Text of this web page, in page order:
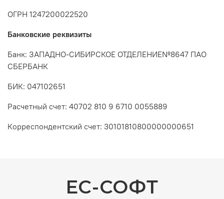
ОГРН 1247200022520
Банковские реквизиты
Банк: ЗАПАДНО-СИБИРСКОЕ ОТДЕЛЕНИЕ№8647 ПАО
СБЕРБАНК
БИК: 047102651
Расчетный счет: 40702 810 9 6710 0055889
Корреспондентский счет: 30101810800000000651
ЕС-СОФТ